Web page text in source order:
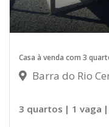
Casa à venda com 3
Barra do Rio
3 quartos | 1 vaga